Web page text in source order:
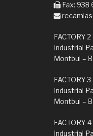
Fax: 938
FACTORY 2
Industrial
Montbui –
FACTORY 3
Industrial
Montbui –
FACTORY 4
Industrial